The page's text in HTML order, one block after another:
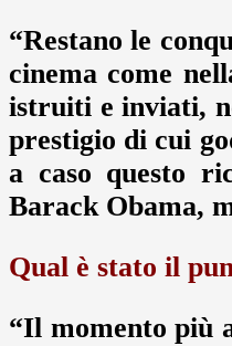
“Restano le
cinema come
istruiti e inviati,
prestigio di cui
a caso questo
Barack Obama,
Qual è stato il
“Il momento più